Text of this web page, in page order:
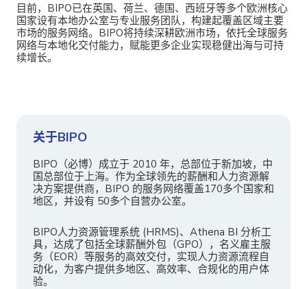
目前，BIPO已在英国、荷兰、德国、西班牙等多个欧洲核心
国家设有本地办公室与专业服务团队，构建起覆盖区域主要
市场的服务网络。BIPO将持续深耕欧洲市场，依托全球服务
网络与本地化交付能力，赋能更多企业实现稳健出海与可持
续增长。
关于BIPO
BIPO（必博）成立于 2010 年，总部位于新加坡，中
国总部位于上海。作为全球领先的薪酬和人力资源解
决方案提供商，BIPO 的服务网络覆盖170多个国家和
地区，并设有 50多个自营办公室。
BIPO人力资源管理系统 (HRMS)、Athena BI 分析工
具，达成了包括全球薪酬外包（GPO），名义雇主服
务（EOR）等服务的高效交付，实现人力资源流程自
动化，为客户提供多地区、高效率、合规化的用户体
验。